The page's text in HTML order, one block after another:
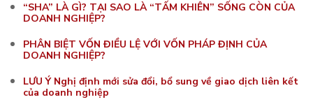
“SHA” LÀ GÌ? TẠI SAO LÀ “TẤM KHIÊN” SỐNG CÒN CỦA
DOANH NGHIỆP?
PHÂN BIỆT VỐN ĐIỀU LỆ VỚI VỐN PHÁP ĐỊNH CỦA
DOANH NGHIỆP?
LƯU Ý Nghị định mới sửa đổi, bổ sung về giao dịch liên kết
của doanh nghiệp